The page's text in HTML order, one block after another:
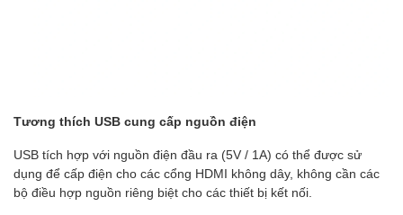
Tương thích USB cung cấp nguồn điện
USB tích hợp với nguồn điện đầu ra (5V / 1A) có thể được sử
dụng để cấp điện cho các cổng HDMI không dây, không cần các
bộ điều hợp nguồn riêng biệt cho các thiết bị kết nối.